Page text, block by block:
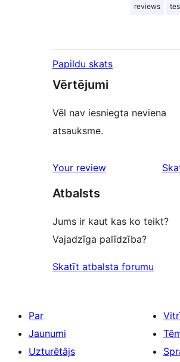
reviews
Papildu skats
Vērtējumi
Vēl nav iesniegta neviena
atsauksme.
Your review
Atbalsts
Jums ir kaut kas ko teikt?
Vajadzīga palīdzība?
Skatīt atbalsta forumu
Par
Jaunumi
Uzturētājs